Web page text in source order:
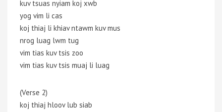
kuv tsuas nyiam koj xwb
yog vim li cas
koj thiaj li khiav ntawm kuv mus
nrog luag lwm tug
vim tias kuv tsis zoo
vim tias kuv tsis muaj li luag
(Verse 2)
koj thiaj hloov lub siab